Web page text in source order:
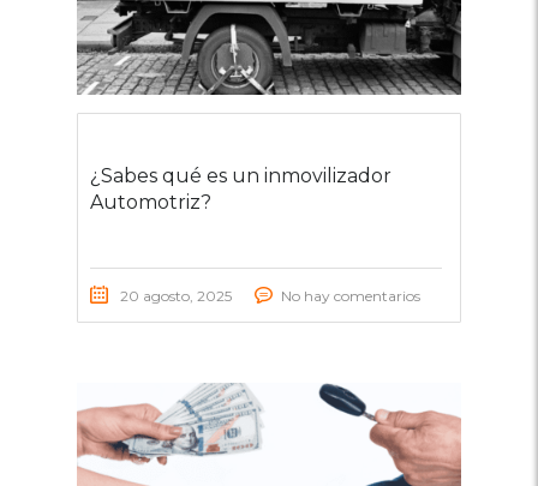
¿Sabes qué es un inmovilizador
Automotriz?
20 agosto, 2025 No hay comentarios